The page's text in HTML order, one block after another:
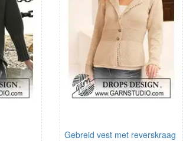
Gebreid vest met reverskraag